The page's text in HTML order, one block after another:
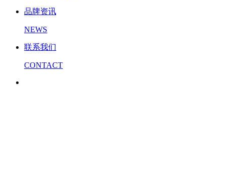
品牌资讯
NEWS
联系我们
CONTACT